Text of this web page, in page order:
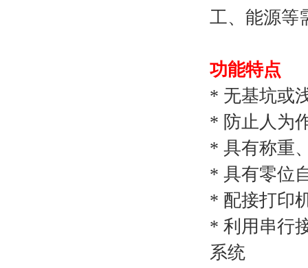
工、能源等
功能特点
* 无基坑
* 防止人
* 具有称
* 具有零
* 配接打
* 利用串行
系